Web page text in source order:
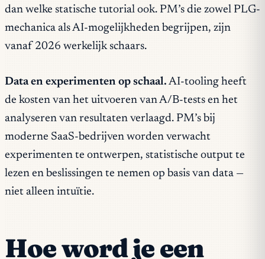
dan welke statische tutorial ook. PM’s die zowel PLG-
mechanica als AI-mogelijkheden begrijpen, zijn
vanaf 2026 werkelijk schaars.
Data en experimenten op schaal. AI-tooling heeft
de kosten van het uitvoeren van A/B-tests en het
analyseren van resultaten verlaagd. PM’s bij
moderne SaaS-bedrijven worden verwacht
experimenten te ontwerpen, statistische output te
lezen en beslissingen te nemen op basis van data —
niet alleen intuïtie.
Hoe word je een